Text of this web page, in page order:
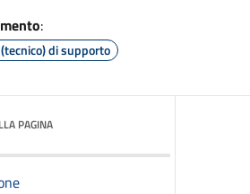
:
di supporto
PAGINA